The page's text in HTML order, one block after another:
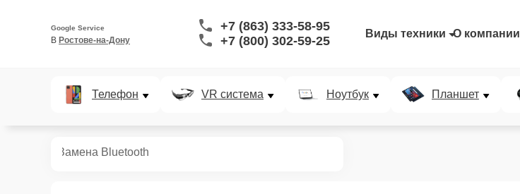
Google Service
В Ростове-на-Дону
+7 (863) 333-58-95
+7 (800) 302-59-25
Виды техники О компании
Телефон VR система Ноутбук Планшет
Замена Bluetooth